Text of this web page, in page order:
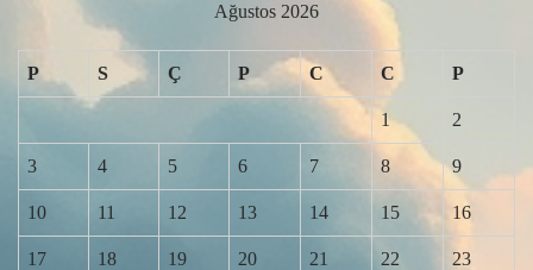
Ağustos 2026
P S Ç P C C P
1 2
3 4 5 6 7 8 9
10 11 12 13 14 15 16
17 18 19 20 21 22 23